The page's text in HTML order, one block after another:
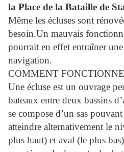
la Place de la Bataille de
Même les écluses sont
besoin.Un mauvais
pourrait en effet entraîner
navigation.
COMMENT
Une écluse est un ouvrage
bateaux entre deux bassins
se compose d’un sas
atteindre alternativement le
plus haut) et aval (le plus